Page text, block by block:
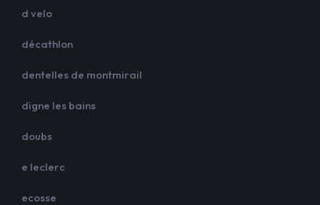
d velo
décathlon
dentelles de montmirail
digne les bains
doubs
e leclerc
ecosse